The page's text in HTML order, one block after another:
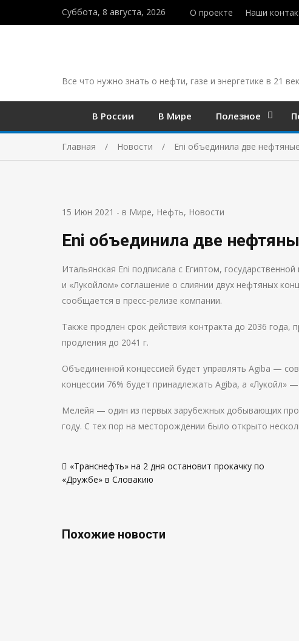
Суббота, 8 августа, 2026 О проекте Наши
Все что нужно знать о нефти, газе и энергетике в 21
В России В Мире Полезное
Главная Новости Eni объединила две
15 Июн 2021 - в Мире, Нефть, Новости
Eni объединила две
Итальянская Eni подписала с Египтом,
и «Лукойлом» соглашение о слиянии двух нефтяных
сообщается в пресс-релизе компании.
Также продлен срок действия контракта до 2036
продления до 2041 г.
Объединенной концессией будет управлять Agiba —
концессии 76% будет принадлежать Agiba, а «Лукойл» —
Мелейя — один из первых зарубежных добывающих
году. С тех пор на месторождении было открыто
по«Транснефть» на 2 дня остановит прокачку по
«Дружбе» в Словакию
Похожие новости